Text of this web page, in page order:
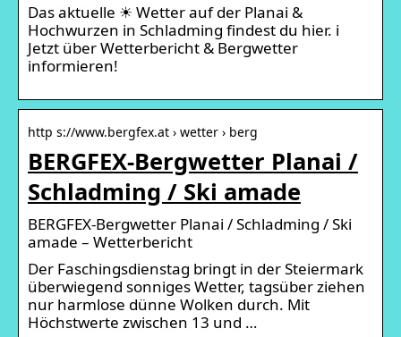
Das aktuelle ☀ Wetter auf der Planai &
Hochwurzen in Schladming findest du hier. i
Jetzt über Wetterbericht & Bergwetter
informieren!
http s://www.bergfex.at › wetter › berg
BERGFEX-Bergwetter Planai /
Schladming / Ski amade
BERGFEX-Bergwetter Planai / Schladming / Ski
amade – Wetterbericht
Der Faschingsdienstag bringt in der Steiermark
überwiegend sonniges Wetter, tagsüber ziehen
nur harmlose dünne Wolken durch. Mit
Höchstwerte zwischen 13 und …